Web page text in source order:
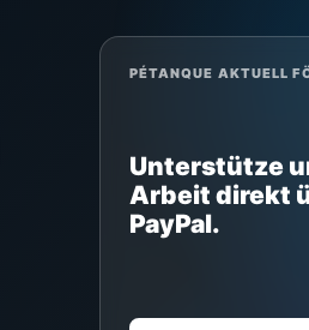
PÉTANQUE AKTUELL
Unterstütze
Arbeit direkt
PayPal.